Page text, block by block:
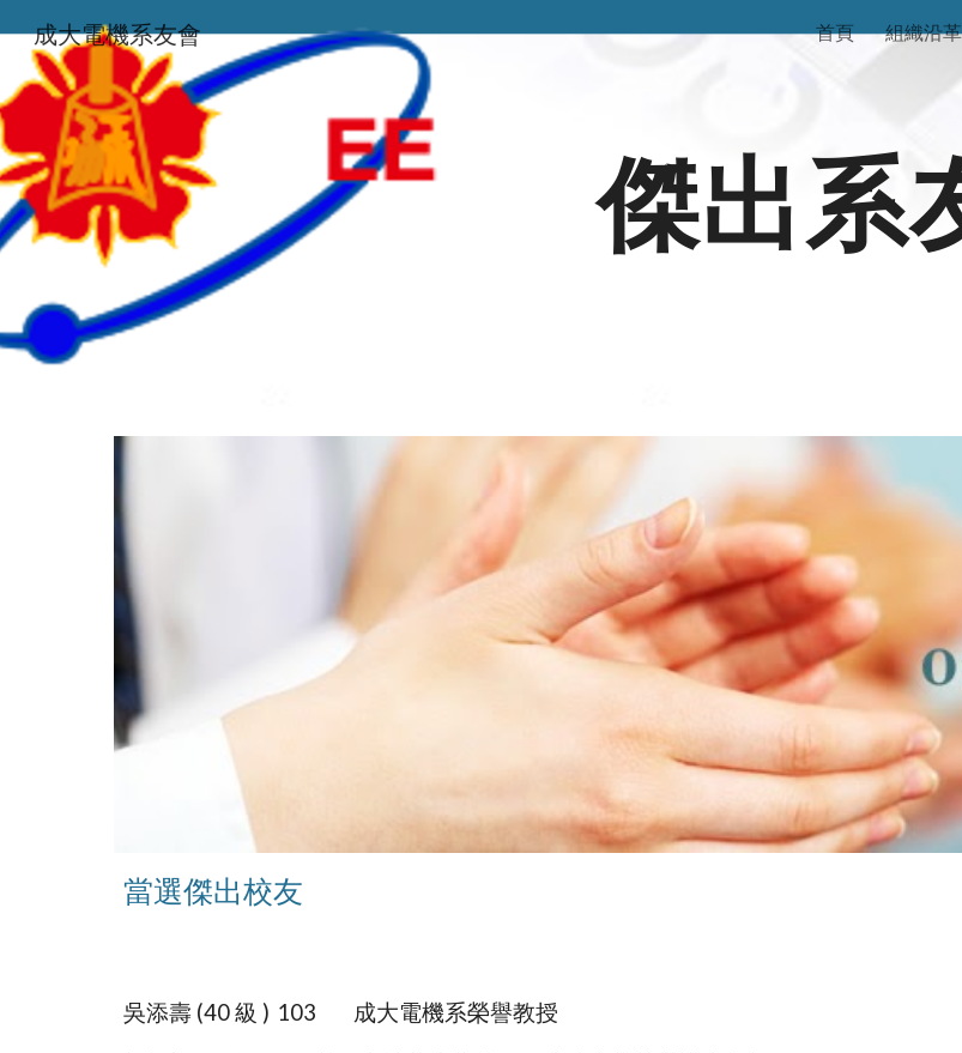
成大電機系友會 首頁 組織沿革
傑出系
當選傑出校友
吳添壽 (40 級 ) 103
成大電機系榮譽教授